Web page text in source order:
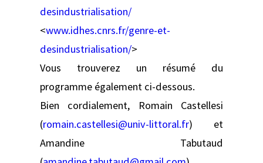
desindustrialisation/
<www.idhes.cnrs.fr/genre-et-
desindustrialisation/>
Vous trouverez un résumé du
programme également ci-dessous.
Bien cordialement, Romain Castellesi
(romain.castellesi@univ-littoral.fr) et
Amandine Tabutaud